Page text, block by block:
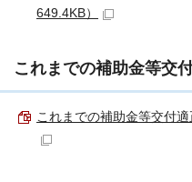
649.4KB）
これまでの補助金等交
これまでの補助金等交付